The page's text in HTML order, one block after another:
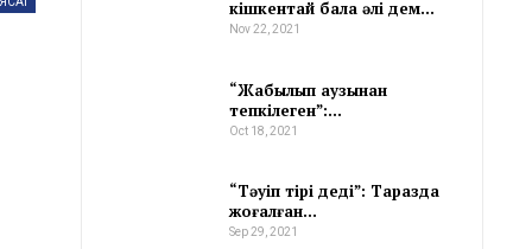
кішкентай бала әлі дем…
Nov 22, 2021
“Жабылып аузынан
тепкілеген”:…
Oct 18, 2021
“Тәуіп тірі деді”: Таразда
жоғалған…
Sep 29, 2021